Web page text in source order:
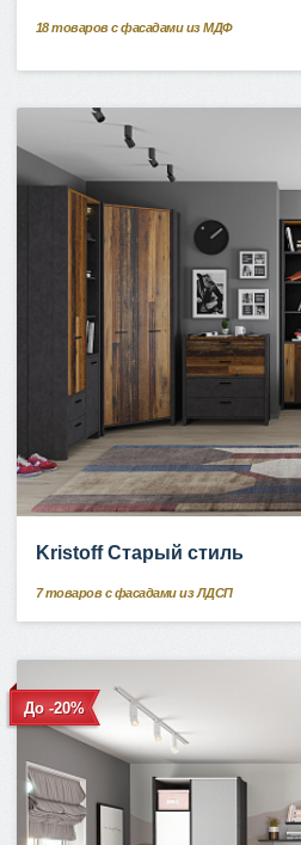
18 товаров с фасадами из МДФ
Kristoff Старый стиль
7 товаров с фасадами из ЛДСП
До -20%